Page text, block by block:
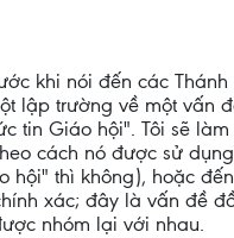
khi nói đến các
lập trường về một vấn
Giáo hội". Tôi sẽ
cách nó được sử
hội" thì không), hoặc
xác; đây là vấn đề
nhóm lại với nhau.